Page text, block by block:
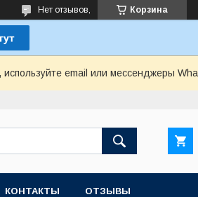
Корзина
Нет отзывов,
email или мессенджеры
КОНТАКТЫ ОТЗЫВЫ